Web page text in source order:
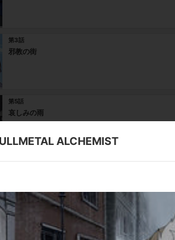
第3話
邪教の街
第5話
哀しみの雨
第7話
創られた想い
ALCHEMIST